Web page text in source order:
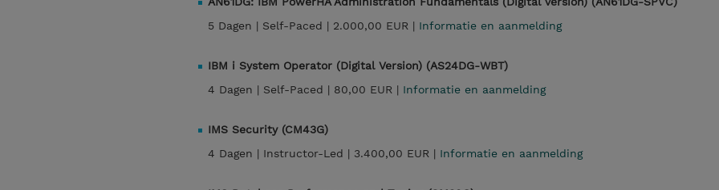
5 Dagen | Self-Paced | 2.000,00 EUR | Informatie en aanmelding
IBM i System Operator (Digital Version) (AS24DG-WBT)
4 Dagen | Self-Paced | 80,00 EUR | Informatie en aanmelding
IMS Security (CM43G)
4 Dagen | Instructor-Led | 3.400,00 EUR | Informatie en aanmelding